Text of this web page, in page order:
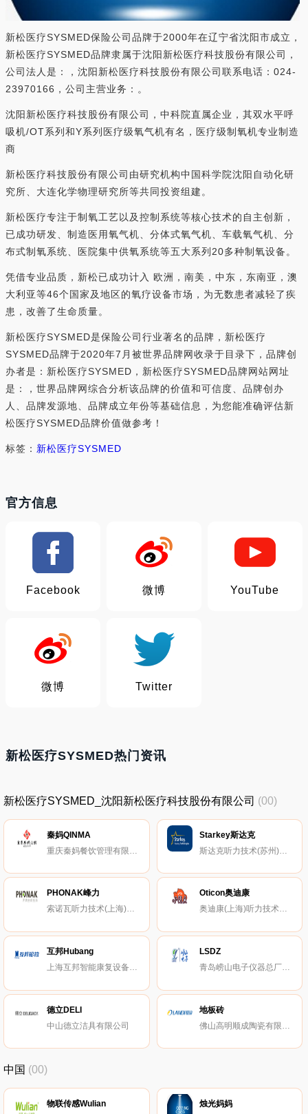
新松医疗SYSMED保险公司品牌于2000年在辽宁省沈阳市成立，
新松医疗SYSMED品牌隶属于沈阳新松医疗科技股份有限公司，
公司法人是：，沈阳新松医疗科技股份有限公司联系电话：024-
23970166，公司主营业务：。
沈阳新松医疗科技股份有限公司，中科院直属企业，其双水平呼
吸机/OT系列和Y系列医疗级氧气机有名，医疗级制氧机专业制造
商
新松医疗科技股份有限公司由研究机构中国科学院沈阳自动化研
究所、大连化学物理研究所等共同投资组建。
新松医疗专注于制氧工艺以及控制系统等核心技术的自主创新，
已成功研发、制造医用氧气机、分体式氧气机、车载氧气机、分
布式制氧系统、医院集中供氧系统等五大系列20多种制氧设备。
凭借专业品质，新松已成功计入 欧洲，南美，中东，东南亚，澳
大利亚等46个国家及地区的氧疗设备市场，为无数患者减轻了疾
患，改善了生命质量。
新松医疗SYSMED是保险公司行业著名的品牌，新松医疗
SYSMED品牌于2020年7月被世界品牌网收录于目录下，品牌创
办者是：新松医疗SYSMED，新松医疗SYSMED品牌网站网址
是：，世界品牌网综合分析该品牌的价值和可信度、品牌创办
人、品牌发源地、品牌成立年份等基础信息，为您能准确评估新
松医疗SYSMED品牌价值做参考！
标签： 新松医疗SYSMED
官方信息
Facebook 微博 YouTube
微博 Twitter
新松医疗SYSMED热门资讯
新松医疗SYSMED_沈阳新松医疗科技股份有限公司 (00)
秦妈QINMA
Starkey斯达克
PHONAK峰力
索诺瓦听力技术(上海)有限公司
Oticon奥迪康
奥迪康(上海)听力技术有限公司
互邦Hubang
上海互邦智能康复设备股份有限公司
LSDZ
青岛崂山电子仪器总厂有限公司
德立DELI
中山德立洁具有限公司
地板砖
中国 (00)
物联传感Wulian
烛光妈妈